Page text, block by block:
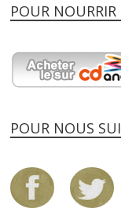
POUR
POUR NOUS